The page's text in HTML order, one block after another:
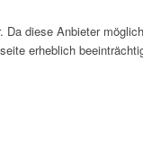
diese Anbieter
erheblich